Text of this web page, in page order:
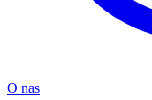
O nas